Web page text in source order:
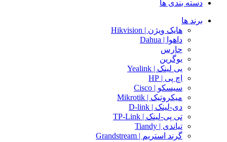
دسته بندی ها
برند ها
هایک ویژن | Hikvision
داهوا | Dahua
حارس
یوگرین
یی لینک | Yealink
اچ پی | HP
سیسکو | Cisco
میکروتیک | Mikrotik
دی-لینک | D-link
تی پی-لینک | TP-Link
تیاندی | Tiandy
گرند استریم | Grandstream